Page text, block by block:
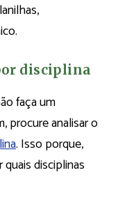
disciplina
faça um
procure analisar o
. Isso porque,
disciplinas